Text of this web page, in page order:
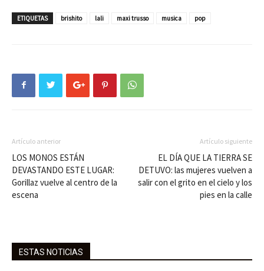
ETIQUETAS brishito lali maxi trusso musica pop
Artículo anterior
LOS MONOS ESTÁN
DEVASTANDO ESTE LUGAR:
Gorillaz vuelve al centro de la
escena
Artículo siguiente
EL DÍA QUE LA TIERRA SE
DETUVO: las mujeres vuelven a
salir con el grito en el cielo y los
pies en la calle
ESTAS NOTICIAS